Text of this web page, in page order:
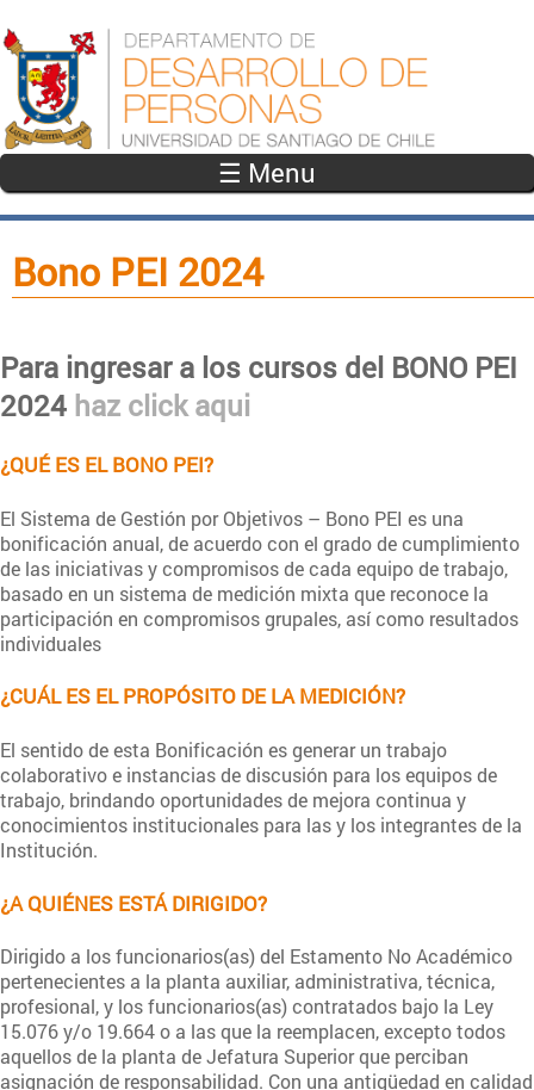
☰ Menu
Bono PEI 2024
Para ingresar a los cursos del BONO PEI
2024 haz click aqui
¿QUÉ ES EL BONO PEI?
El Sistema de Gestión por Objetivos – Bono PEI es una
bonificación anual, de acuerdo con el grado de cumplimiento
de las iniciativas y compromisos de cada equipo de trabajo,
basado en un sistema de medición mixta que reconoce la
participación en compromisos grupales, así como resultados
individuales
¿CUÁL ES EL PROPÓSITO DE LA MEDICIÓN?
El sentido de esta Bonificación es generar un trabajo
colaborativo e instancias de discusión para los equipos de
trabajo, brindando oportunidades de mejora continua y
conocimientos institucionales para las y los integrantes de la
Institución.
¿A QUIÉNES ESTÁ DIRIGIDO?
Dirigido a los funcionarios(as) del Estamento No Académico
pertenecientes a la planta auxiliar, administrativa, técnica,
profesional, y los funcionarios(as) contratados bajo la Ley
15.076 y/o 19.664 o a las que la reemplacen, excepto todos
aquellos de la planta de Jefatura Superior que perciban
asignación de responsabilidad. Con una antigüedad en calidad